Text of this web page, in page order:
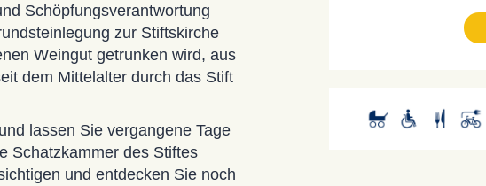
Schöpfungsverantwortung
zur Stiftskirche
Weingut getrunken wird, aus
dem Mittelalter durch das Stift
lassen Sie vergangene Tage
Schatzkammer des Stiftes
und entdecken Sie noch